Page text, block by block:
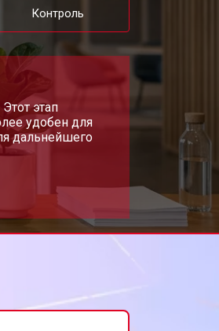
Заказать
Контроль
этап
удобен для
дальнейшего